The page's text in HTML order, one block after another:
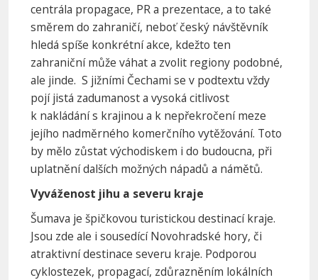
centrála propagace, PR a prezentace, a to také
směrem do zahraničí, neboť český návštěvník
hledá spíše konkrétní akce, kdežto ten
zahraniční může váhat a zvolit regiony podobné,
ale jinde. S jižními Čechami se v podtextu vždy
pojí jistá zadumanost a vysoká citlivost
k nakládání s krajinou a k nepřekročení meze
jejího nadměrného komerčního vytěžování. Toto
by mělo zůstat východiskem i do budoucna, při
uplatnění dalších možných nápadů a námětů.
Vyváženost jihu a severu kraje
Šumava je špičkovou turistickou destinací kraje.
Jsou zde ale i sousedící Novohradské hory, či
atraktivní destinace severu kraje. Podporou
cyklostezek, propagací, zdůrazněním lokálních